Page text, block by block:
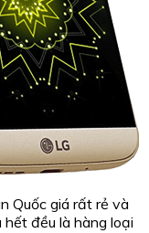
Quốc giá rất rẻ và
đều là hàng loại